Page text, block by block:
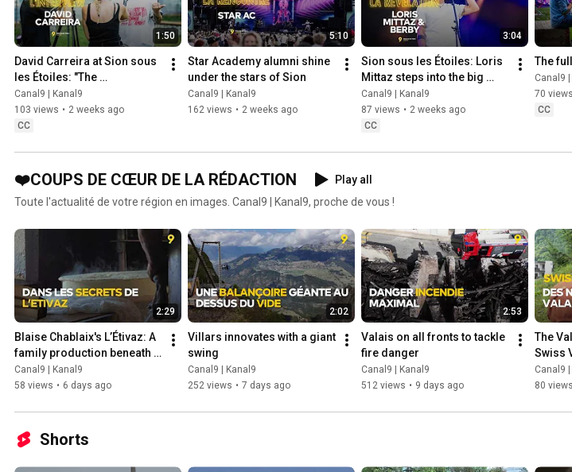
1:50
David Carreira at Sion sous
les Étoiles: "The
atmosphere was
spectacular!"
Canal9 | Kanal9
103 views • 2 weeks ago
CC
5:10
Star Academy alumni shine
under the stars of Sion
Canal9 | Kanal9
162 views • 2 weeks ago
3:04
Sion sous les Étoiles: Loris
Mittaz steps into the big
leagues
Canal9 | Kanal9
87 views • 2 weeks ago
CC
The
Canal9
70 views
CC
❤️COUPS DE CŒUR DE LA RÉDACTION
Play all
Toute l'actualité de votre région en images. Canal9 | Kanal9, proche de vous !
2:29
Blaise Chablaix's L’Étivaz: A
family production beneath
Lac Lioson
Canal9 | Kanal9
58 views • 6 days ago
2:02
Villars innovates with a giant
swing
Canal9 | Kanal9
252 views • 7 days ago
2:53
Valais on all fronts to tackle
fire danger
Canal9 | Kanal9
512 views • 9 days ago
The
Swiss
Canal9
80 views
Shorts